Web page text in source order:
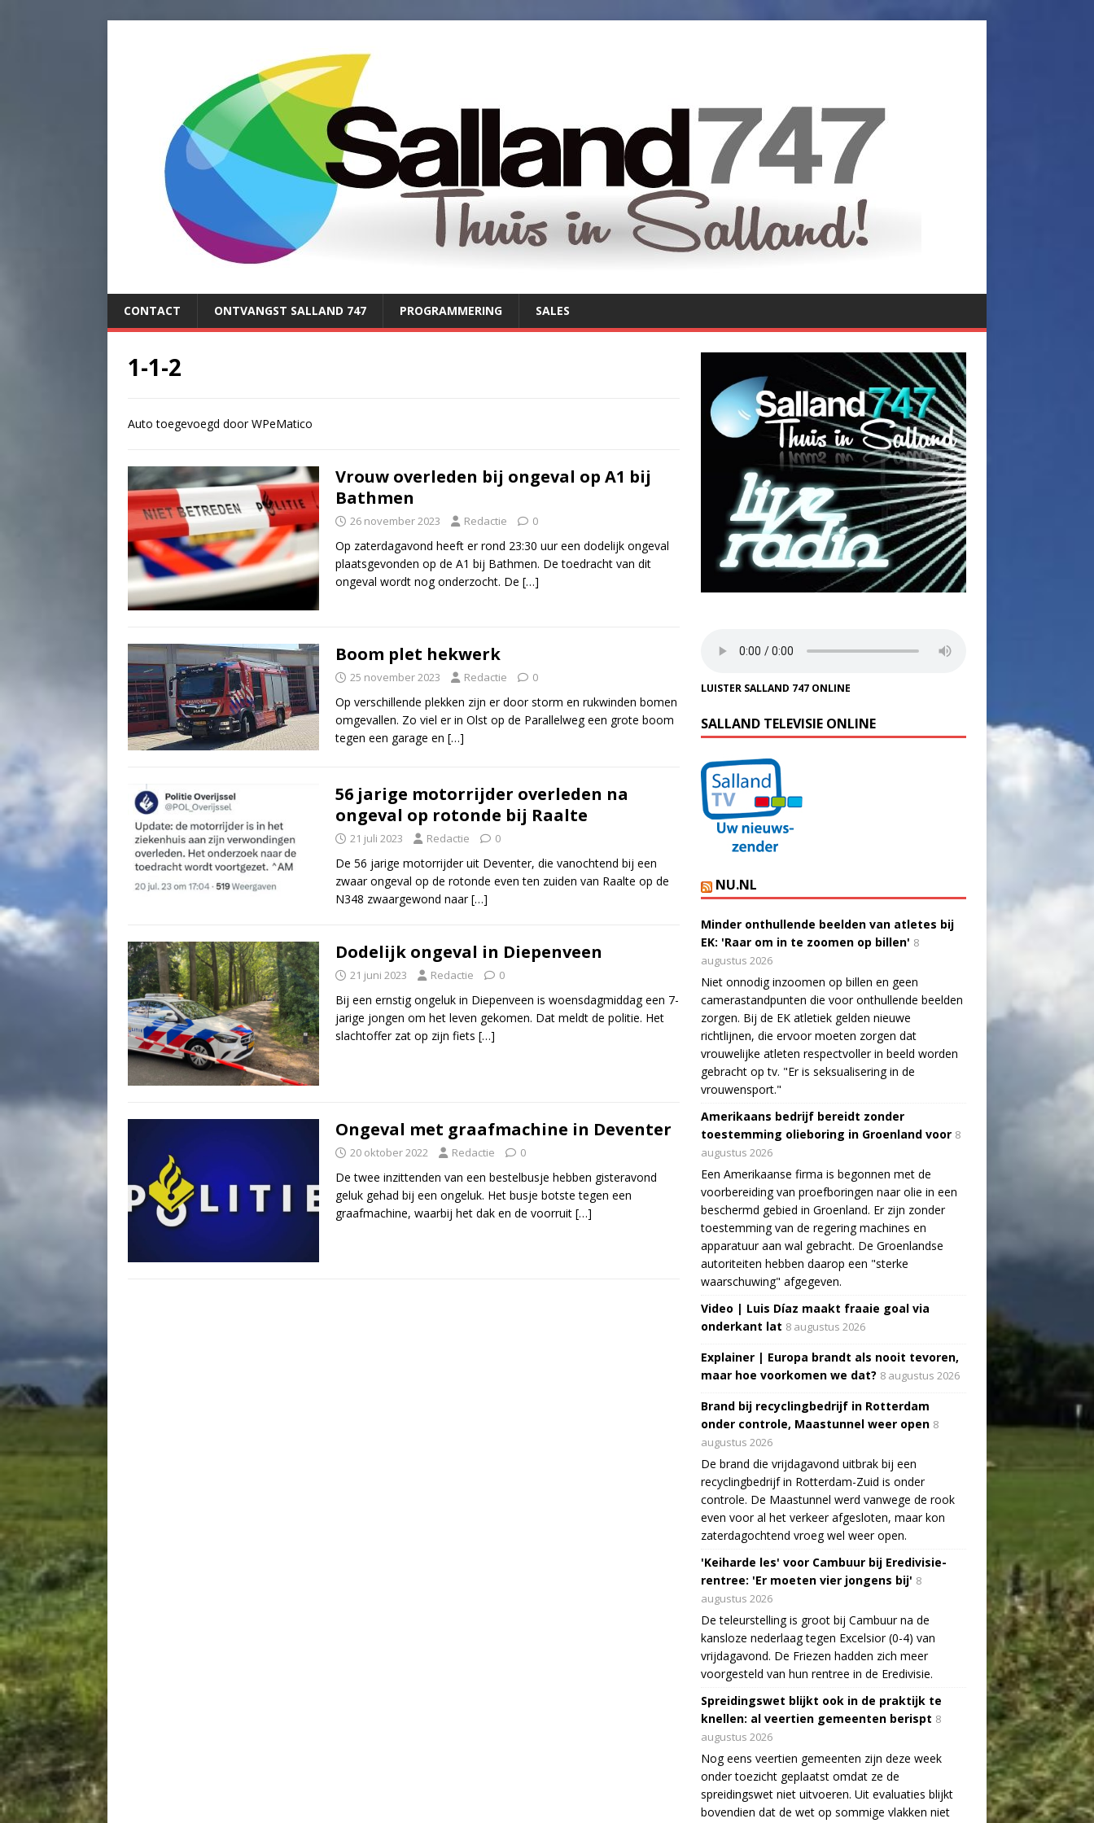
CONTACT ONTVANGST SALLAND 747 PROGRAMMERING SALES
1-1-2
Auto toegevoegd door WPeMatico
Vrouw overleden bij ongeval op A1 bij
Bathmen
26 november 2023 Redactie 0
Op zaterdagavond heeft er rond 23:30 uur een dodelijk ongeval
plaatsgevonden op de A1 bij Bathmen. De toedracht van dit
ongeval wordt nog onderzocht. De […]
Boom plet hekwerk
25 november 2023 Redactie 0
Op verschillende plekken zijn er door storm en rukwinden bomen
omgevallen. Zo viel er in Olst op de Parallelweg een grote boom
tegen een garage en […]
56 jarige motorrijder overleden na
ongeval op rotonde bij Raalte
21 juli 2023 Redactie 0
De 56 jarige motorrijder uit Deventer, die vanochtend bij een
zwaar ongeval op de rotonde even ten zuiden van Raalte op de
N348 zwaargewond naar[…]
Dodelijk ongeval in Diepenveen
21 juni 2023 Redactie 0
Bij een ernstig ongeluk in Diepenveen is woensdagmiddag een 7-
jarige jongen om het leven gekomen. Dat meldt de politie. Het
slachtoffer zat op zijn fiets […]
Ongeval met graafmachine in Deventer
20 oktober 2022 Redactie 0
De twee inzittenden van een bestelbusje hebben gisteravond
geluk gehad bij een ongeluk. Het busje botste tegen een
graafmachine, waarbij het dak en de voorruit […]
LUISTER SALLAND 747 ONLINE
SALLAND TELEVISIE ONLINE
NU.NL
Minder onthullende beelden van atletes bij
EK: 'Raar om in te zoomen op billen' 8
augustus 2026
Niet onnodig inzoomen op billen en geen
camerastandpunten die voor onthullende beelden
zorgen. Bij de EK atletiek gelden nieuwe
richtlijnen, die ervoor moeten zorgen dat
vrouwelijke atleten respectvoller in beeld worden
gebracht op tv. "Er is seksualisering in de
vrouwensport."
Amerikaans bedrijf bereidt zonder
toestemming olieboring in Groenland voor 8
augustus 2026
Een Amerikaanse firma is begonnen met de
voorbereiding van proefboringen naar olie in een
beschermd gebied in Groenland. Er zijn zonder
toestemming van de regering machines en
apparatuur aan wal gebracht. De Groenlandse
autoriteiten hebben daarop een "sterke
waarschuwing" afgegeven.
Video | Luis Díaz maakt fraaie goal via
onderkant lat 8 augustus 2026
Explainer | Europa brandt als nooit tevoren,
maar hoe voorkomen we dat? 8 augustus 2026
Brand bij recyclingbedrijf in Rotterdam
onder controle, Maastunnel weer open 8
augustus 2026
De brand die vrijdagavond uitbrak bij een
recyclingbedrijf in Rotterdam-Zuid is onder
controle. De Maastunnel werd vanwege de rook
even voor al het verkeer afgesloten, maar kon
zaterdagochtend vroeg wel weer open.
'Keiharde les' voor Cambuur bij Eredivisie-
rentree: 'Er moeten vier jongens bij' 8
augustus 2026
De teleurstelling is groot bij Cambuur na de
kansloze nederlaag tegen Excelsior (0-4) van
vrijdagavond. De Friezen hadden zich meer
voorgesteld van hun rentree in de Eredivisie.
Spreidingswet blijkt ook in de praktijk te
knellen: al veertien gemeenten berispt 8
augustus 2026
Nog eens veertien gemeenten zijn deze week
onder toezicht geplaatst omdat ze de
spreidingswet niet uitvoeren. Uit evaluaties blijkt
bovendien dat de wet op sommige vlakken niet